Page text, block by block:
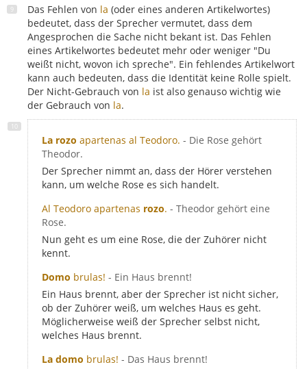
Das Fehlen von la (oder eines anderen Artikelwortes)
bedeutet, dass der Sprecher vermutet, dass dem
Angesprochen die Sache nicht bekant ist. Das Fehlen
eines Artikelwortes bedeutet mehr oder weniger "Du
weißt nicht, wovon ich spreche". Ein fehlendes Artikelwort
kann auch bedeuten, dass die Identität keine Rolle spielt.
Der Nicht-Gebrauch von la ist also genauso wichtig wie
der Gebrauch von la.
La rozo apartenas al Teodoro. - Die Rose gehört
Theodor.
Der Sprecher nimmt an, dass der Hörer verstehen
kann, um welche Rose es sich handelt.
Al Teodoro apartenas rozo. - Theodor gehört eine
Rose.
Nun geht es um eine Rose, die der Zuhörer nicht
kennt.
Domo brulas! - Ein Haus brennt!
Ein Haus brennt, aber der Sprecher ist nicht sicher,
ob der Zuhörer weiß, um welches Haus es geht.
Möglicherweise weiß der Sprecher selbst nicht,
welches Haus brennt.
La domo brulas! - Das Haus brennt!